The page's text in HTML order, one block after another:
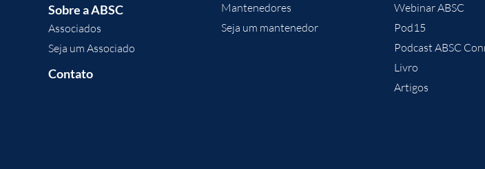
Sobre a ABSC
Associados
Seja um Associado
Contato
Mantenedores
Seja um mantenedor
Webinar ABSC
Pod15
Podcast ABSC
Livro
Artigos